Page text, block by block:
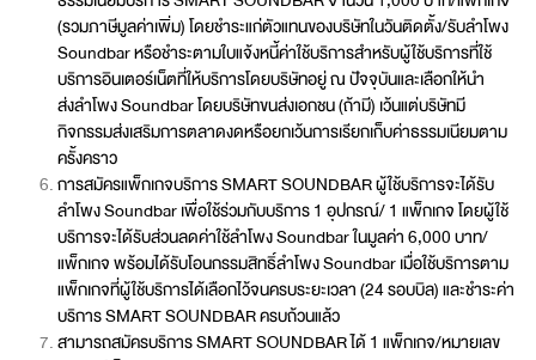
(รวมภาษีมูลค่าเพิ่ม) โดยชำระแก่ตัวแทนของบริษัทในวันติดตั้ง/รับลำโพง
Soundbar หรือชำระตามใบแจ้งหนี้ค่าใช้บริการสำหรับผู้ใช้บริการที่ใช้
บริการอินเตอร์เน็ตที่ให้บริการโดยบริษัทอยู่ ณ ปัจจุบันและเลือกให้นำ
ส่งลำโพง Soundbar โดยบริษัทขนส่งเอกชน (ถ้ามี) เว้นแต่บริษัทมี
กิจกรรมส่งเสริมการตลาดงดหรือยกเว้นการเรียกเก็บค่าธรรมเนียมตาม
ครั้งคราว
การสมัครแพ็กเกจบริการ SMART SOUNDBAR ผู้ใช้บริการจะได้รับ
ลำโพง Soundbar เพื่อใช้ร่วมกับบริการ 1 อุปกรณ์/ 1 แพ็กเกจ โดยผู้ใช้
บริการจะได้รับส่วนลดค่าใช้ลำโพง Soundbar ในมูลค่า 6,000 บาท/
แพ็กเกจ พร้อมได้รับโอนกรรมสิทธิ์ลำโพง Soundbar เมื่อใช้บริการตาม
แพ็กเกจที่ผู้ใช้บริการได้เลือกไว้จนครบระยะเวลา (24 รอบบิล) และชำระค่า
บริการ SMART SOUNDBAR ครบถ้วนแล้ว
สามารถสมัครบริการ SMART SOUNDBAR ได้ 1 แพ็กเกจ/หมายเลข